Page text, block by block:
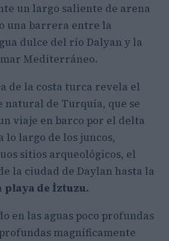
un largo saliente de arena
una barrera entre la
dulce del río Dalyan y la
Mediterráneo.
de la costa turca revela el
natural de Turquía, que se
viaje en barco por el delta
lo largo de los juncos,
sitios arqueológicos, el
la ciudad de Daylan hasta la
playa de İztuzu.
en las aguas poco profundas
magníficamente